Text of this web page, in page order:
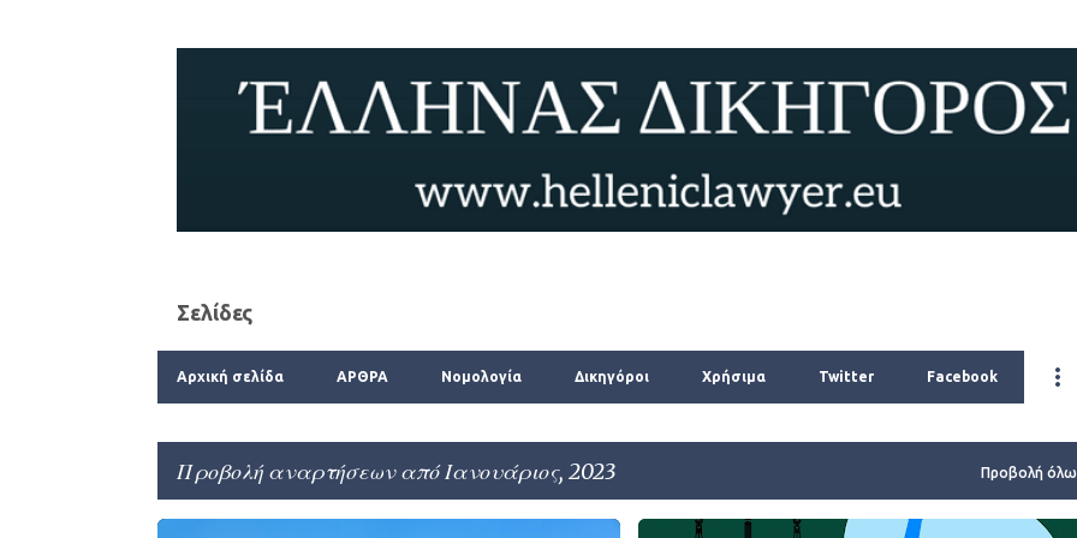
Σελίδες
Αρχική σελίδα ΑΡΘΡΑ Νομολογία Δικηγόροι Χρήσιμα Twitter Facebook
Προβολή αναρτήσεων από Ιανουάριος, 2023 Προβολή